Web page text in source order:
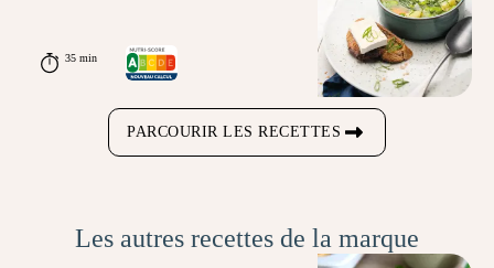
35 min
PARCOURIR LES RECETTES
Les autres recettes de la marque